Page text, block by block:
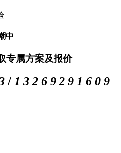
中
专属方案及报价
/ 1 3 2 6 9 2 9 1 6 0 9